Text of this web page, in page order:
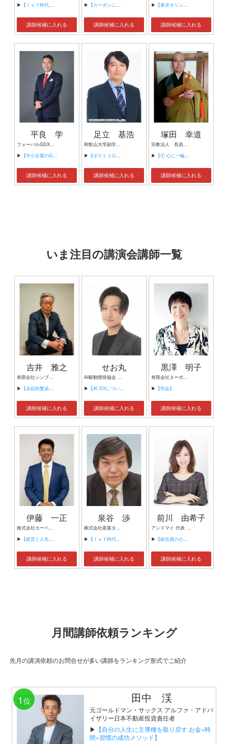
▶ 【ＩｏＴ時代にニッポンの製造業が一気に抜け出す！！ ～世界トップシェアのセンサーとロボットで戦え！】
講師候補に入れる
▶ 【カーボンニュートラルの取組】
講師候補に入れる
▶ 【東京オリンピックと関西～ビジットKANSAIへの課題～】
講師候補に入れる
平良 学
フォーバルGDXリサーチ研究所 所長
▶ 【中小企業のGDX促進について】
講師候補に入れる
足立 基浩
和歌山大学副学長/同経済学部教授
▶ 【ポストコロナのまちづくり】
講師候補に入れる
塚田 幸道
宗教法人 長昌寺 副住職
▶ 【① 心に一輪の花を ～出会いと別れ～】
講師候補に入れる
いま注目の講演会講師一覧
吉井 雅之
有限会社シンプルタスク 代表取締役 習慣形成コンサルタント
▶ 【永続的繁栄の組織づくり】
講師候補に入れる
せお丸
AI駆動開発協会 代表理事 サイバーフリークス株式会社 代表取締役
▶ 【AI DXについて】
講師候補に入れる
黒澤 明子
有限会社ヌーボヌール代表取締役
▶ 【司会】
講師候補に入れる
伊藤 一正
株式会社カーベル代表取締役社長 プロレスラーカーベル伊藤
▶ 【経営と人生がHappyになる3つのキーワード】
講師候補に入れる
泉谷 渉
株式会社産業タイムズ社 代表取締役会長 半導体産業新聞 特別編集委員
▶ 【ＩｏＴ時代にニッポンの製造業が一気に抜け出す！！ ～世界トップシェアのセンサーとロボットで戦え！】
講師候補に入れる
前川 由希子
アンドマイ 代表 組織活性化コンサルタント
▶ 【組合員の心をぐっと掴むコミュニケーション術～組合員が「あなたが言うなら」と動き出す３ステップ～】
講師候補に入れる
月間講師依頼ランキング
先月の講演依頼のお問合せが多い講師をランキング形式でご紹介
1 位 田中 渓
元ゴールドマン・サックス アルファ・アドバ
イザリー日本不動産投資責任者
▶ 【自分の人生に主導権を取り戻す お金×時
間×習慣の成功メソッド】